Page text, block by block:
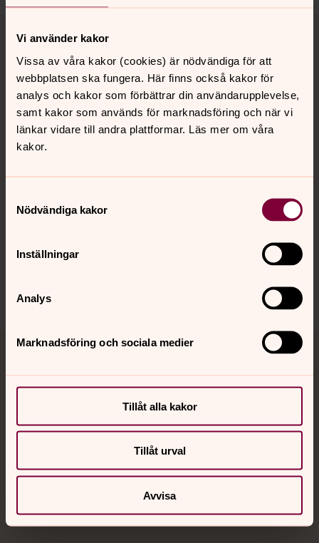
Vi använder kakor
Vissa av våra kakor (cookies) är nödvändiga för att
webbplatsen ska fungera. Här finns också kakor för
analys och kakor som förbättrar din användarupplevelse,
samt kakor som används för marknadsföring och när vi
länkar vidare till andra plattformar. Läs mer om våra
kakor.
Nödvändiga kakor
Inställningar
Analys
Marknadsföring och sociala medier
Tillåt alla kakor
Tillåt urval
Avvisa
Kontakt
Kalender
Sociala kanaler
med en präst på kvällar och nätter.
Digitalt brev